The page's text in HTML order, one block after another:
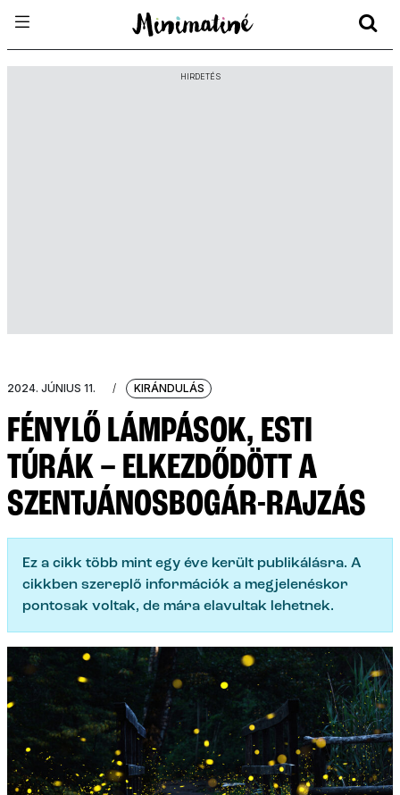
HIRDETÉS
2024. JÚNIUS 11. / KIRÁNDULÁS
FÉNYLŐ LÁMPÁSOK, ESTI
TÚRÁK – ELKEZDŐDÖTT A
SZENTJÁNOSBOGÁR-RAJZÁS
Ez a cikk több mint egy éve került publikálásra. A
cikkben szereplő információk a megjelenéskor
pontosak voltak, de mára elavultak lehetnek.